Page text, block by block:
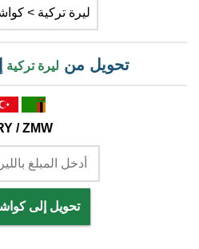
تحويل من ليرة تركية
/ ZMW
تحويل إلى